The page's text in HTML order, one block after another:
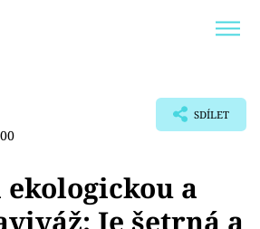
SDÍLET
ekologickou a
Je šetrná a